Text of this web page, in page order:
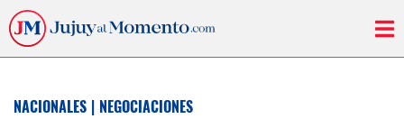
NACIONALES | NEGOCIACIONES